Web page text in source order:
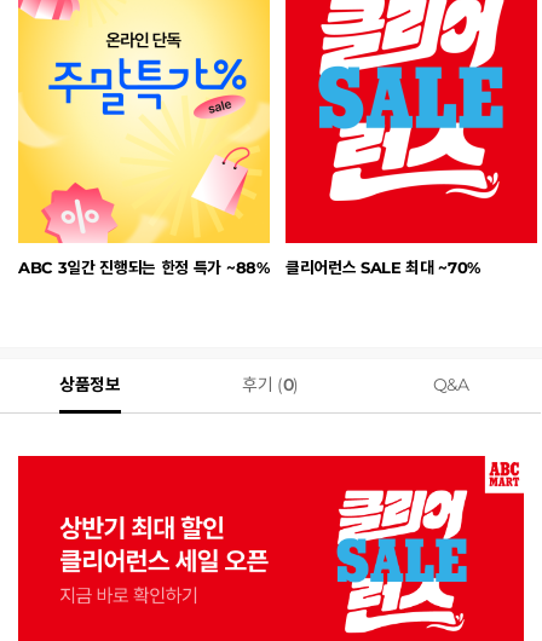
ABC 3일간 진행되는 한정 특가 ~88% 클리어런스 SALE 최대 ~70%
상품정보 후기 (0) Q&A